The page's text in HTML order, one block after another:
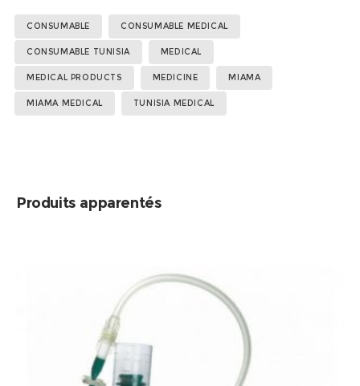
CONSUMABLE CONSUMABLE MEDICAL
CONSUMABLE TUNISIA MEDICAL
MEDICAL PRODUCTS MEDICINE MIAMA
MIAMA MEDICAL TUNISIA MEDICAL
Produits apparentés